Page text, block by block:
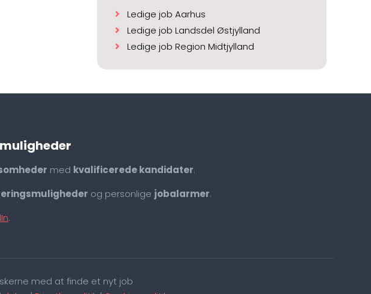
Ledige job Aarhus
Ledige job Landsdel Østjylland
Ledige job Region Midtjylland
med kvalificerede kandidater.
og personlige jobalarmer.
.
med at finde et nyt job